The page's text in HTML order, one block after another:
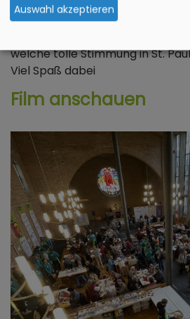
Hierkönnen Sie den Film
Eindruck bekommen, was eine
welche tolle Stimmung in St.
Viel Spaß dabei
Film anschauen
Auswahl akzeptieren